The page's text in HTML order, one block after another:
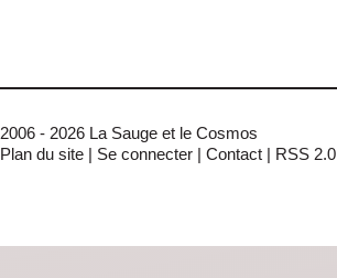
2006 - 2026 La Sauge et le Cosmos
Plan du site | Se connecter | Contact | RSS 2.0